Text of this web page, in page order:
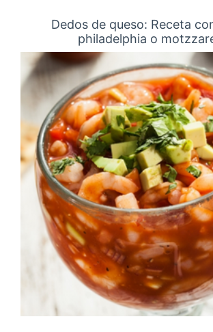
Dedos de queso: Receta
philadelphia o